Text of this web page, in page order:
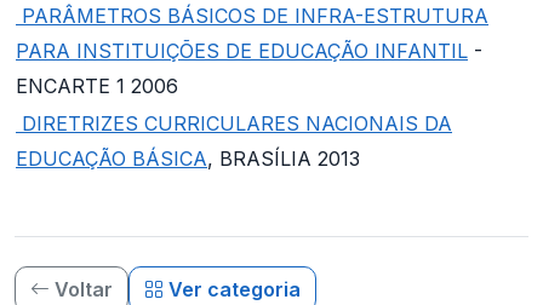
PARÂMETROS BÁSICOS DE INFRA-ESTRUTURA
PARA INSTITUIÇÕES DE EDUCAÇÃO INFANTIL -
ENCARTE 1 2006
DIRETRIZES CURRICULARES NACIONAIS DA
EDUCAÇÃO BÁSICA, BRASÍLIA 2013
Voltar Ver categoria